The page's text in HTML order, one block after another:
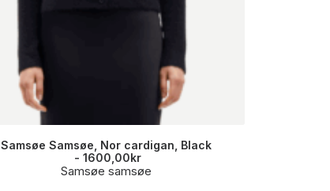
Samsøe Samsøe, Nor cardigan, Black
1600,00kr
Samsøe samsøe